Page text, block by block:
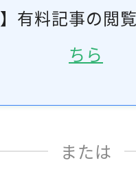
】有料記事の閲
ちら
または